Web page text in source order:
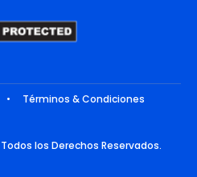
• Términos & Condiciones
los Derechos Reservados.